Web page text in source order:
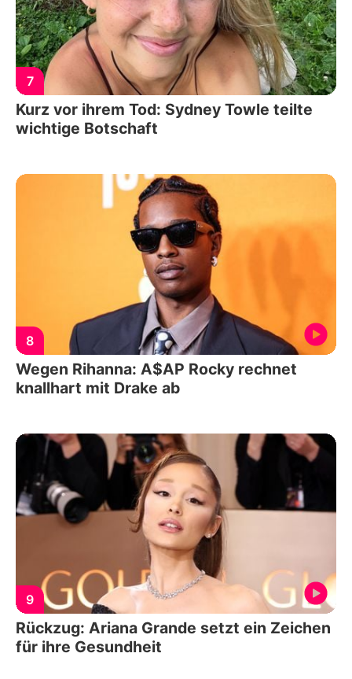
7
Kurz vor ihrem Tod: Sydney Towle teilte
wichtige Botschaft
8
Wegen Rihanna: A$AP Rocky rechnet
knallhart mit Drake ab
9
Rückzug: Ariana Grande setzt ein Zeichen
für ihre Gesundheit